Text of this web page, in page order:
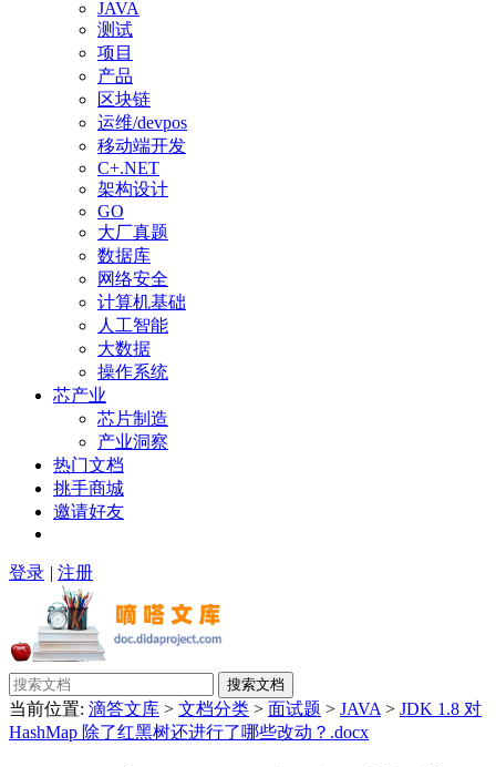
JAVA
测试
项目
产品
区块链
运维/devpos
移动端开发
C+.NET
架构设计
GO
大厂真题
数据库
网络安全
计算机基础
人工智能
大数据
操作系统
芯产业
芯片制造
产业洞察
热门文档
挑手商城
邀请好友
登录 | 注册
搜索文档
当前位置: 滴答文库 > 文档分类 > 面试题 > JAVA > JDK 1.8 对
HashMap 除了红黑树还进行了哪些改动？.docx